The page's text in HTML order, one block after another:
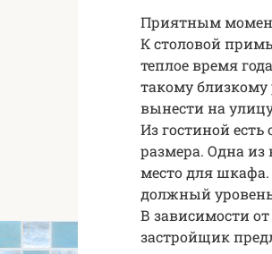
Приятным
К столовой
теплое время
такому близкому
вынести на
Из гостиной
размера. Одна из
место для шкафа.
должный
В зависимости
застройщик